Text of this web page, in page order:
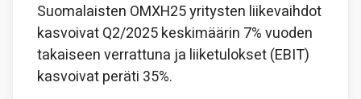
Suomalaisten OMXH25 yritysten liikevaihdot
kasvoivat Q2/2025 keskimäärin 7% vuoden
takaiseen verrattuna ja liiketulokset (EBIT)
kasvoivat peräti 35%.